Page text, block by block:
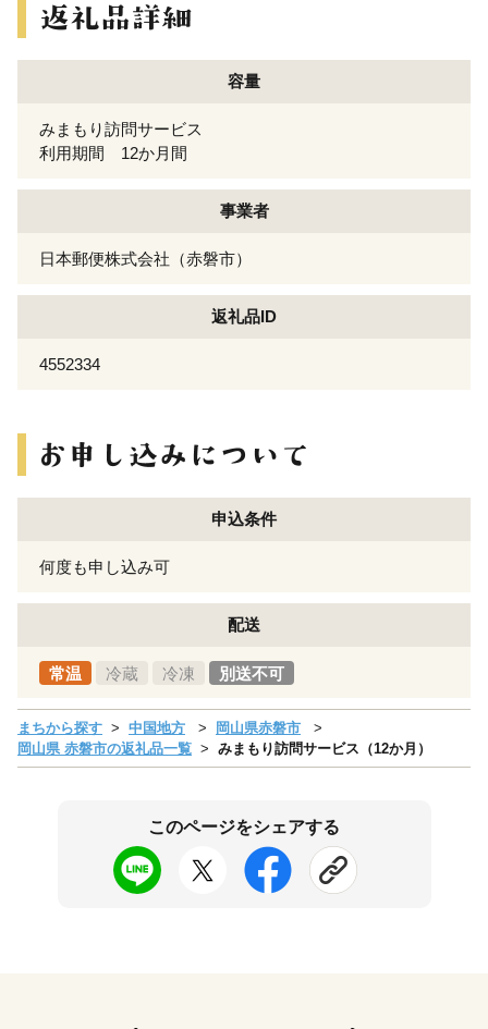
容量
みまもり訪問サービス
利用期間 12か月間
事業者
日本郵便株式会社（赤磐市）
返礼品ID
4552334
申込条件
何度も申し込み可
配送
常温 冷蔵 冷凍 別送不可
まちから探す 中国地方
岡山県赤磐市
岡山県 赤磐市の返礼品一覧
みまもり訪問サービス（12か月）
このページをシェアする